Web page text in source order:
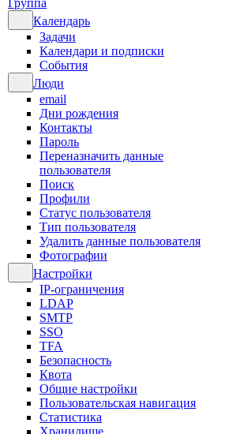
Группа
Календарь
Задачи
Календари и подписки
События
Люди
email
Дни рождения
Контакты
Пароль
Переназначить данные
пользователя
Поиск
Профили
Статус пользователя
Тип пользователя
Удалить данные пользователя
Фотографии
Настройки
IP-ограничения
LDAP
SMTP
SSO
TFA
Безопасность
Квота
Общие настройки
Пользовательская навигация
Статистика
Хранилище